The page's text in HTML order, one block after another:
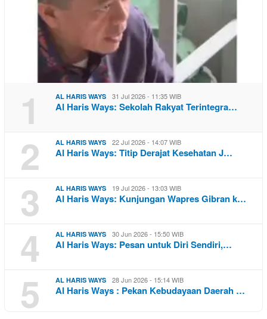
1 AL HARIS WAYS 31 Jul 2026 - 11:35 WIB
Al Haris Ways: Sekolah Rakyat Terintegra…
2 AL HARIS WAYS 22 Jul 2026 - 14:07 WIB
Al Haris Ways: Titip Derajat Kesehatan J…
3 AL HARIS WAYS 19 Jul 2026 - 13:03 WIB
Al Haris Ways: Kunjungan Wapres Gibran k…
4 AL HARIS WAYS 30 Jun 2026 - 15:50 WIB
Al Haris Ways: Pesan untuk Diri Sendiri,…
5 AL HARIS WAYS 28 Jun 2026 - 15:14 WIB
Al Haris Ways : Pekan Kebudayaan Daerah …